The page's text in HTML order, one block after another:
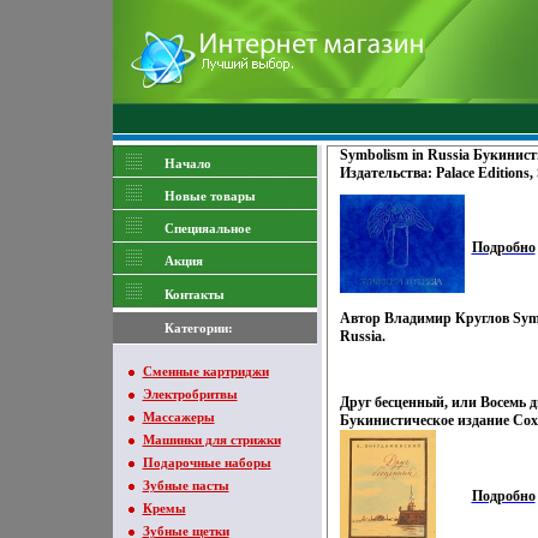
Начало
Новые товары
Специяальное
Акция
Контакты
Категории:
Сменные картриджи
Электробритвы
Массажеры
Машинки для стрижки
Подарочные наборы
Зубные пасты
Кремы
Зубные щетки
Symbolism in Russia
Издательства: Palace
Твердый переплет, 352 стр
930775-26-3 Формат: 84x104/
3962t.
Подробно
Автор Владимир Круглов
Russia.
Друг бесценный, или Восемь
Букинистическое издание
Издательство: Детская
Твердый переплет, 288 стр
Формат: 70x108/32 (~130х165
Подробно